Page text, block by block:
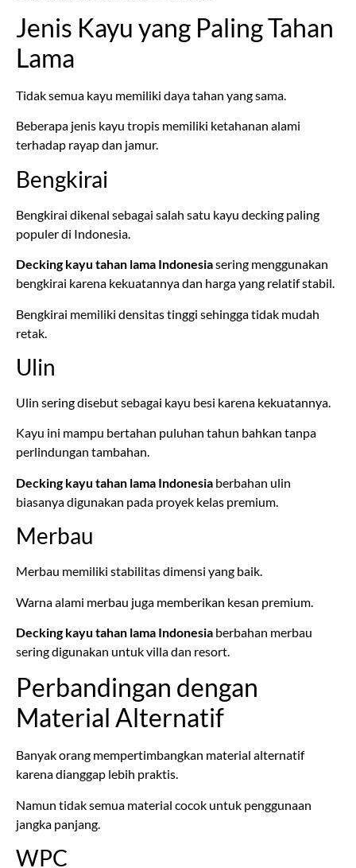
Jenis Kayu yang Paling Tahan
Lama
Tidak semua kayu memiliki daya tahan yang sama.
Beberapa jenis kayu tropis memiliki ketahanan alami
terhadap rayap dan jamur.
Bengkirai
Bengkirai dikenal sebagai salah satu kayu decking paling
populer di Indonesia.
Decking kayu tahan lama Indonesiasering menggunakan
bengkirai karena kekuatannya dan harga yang relatif stabil.
Bengkirai memiliki densitas tinggi sehingga tidak mudah
retak.
Ulin
Ulin sering disebut sebagai kayu besi karena kekuatannya.
Kayu ini mampu bertahan puluhan tahun bahkan tanpa
perlindungan tambahan.
Decking kayu tahan lama Indonesia berbahan ulin
biasanya digunakan pada proyek kelas premium.
Merbau
Merbau memiliki stabilitas dimensi yang baik.
Warna alami merbau juga memberikan kesan premium.
Decking kayu tahan lama Indonesia berbahan merbau
sering digunakan untuk villa dan resort.
Perbandingan dengan
Material Alternatif
Banyak orang mempertimbangkan material alternatif
karena dianggap lebih praktis.
Namun tidak semua material cocok untuk penggunaan
jangka panjang.
WPC